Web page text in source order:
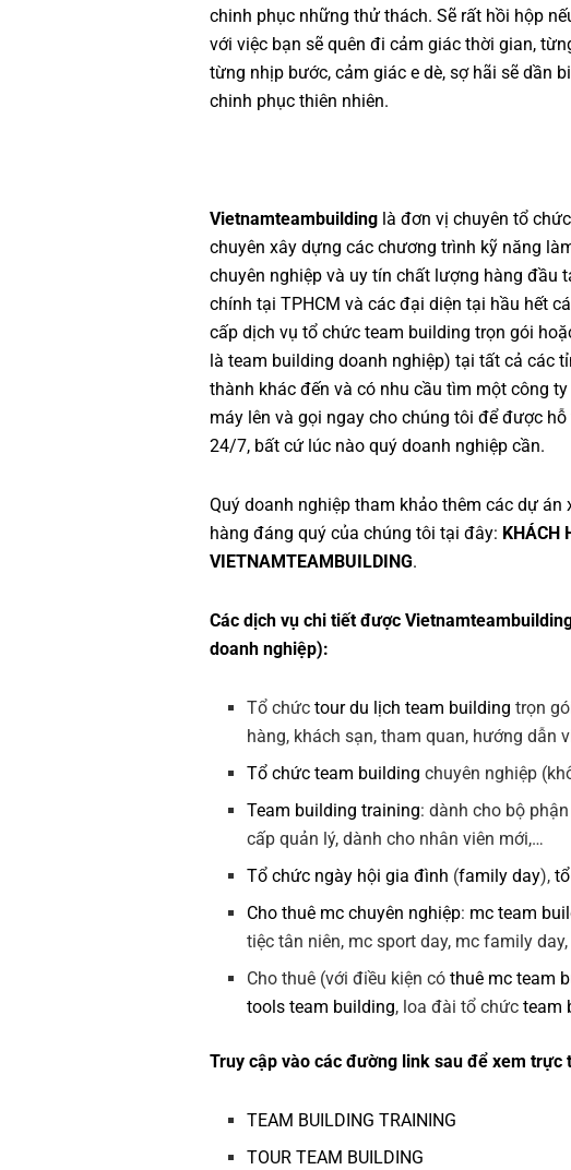
chinh phục những thử thách. Sẽ rất hồi hộp
với việc bạn sẽ quên đi cảm giác thời gian,
từng nhịp bước, cảm giác e dè, sợ hãi sẽ dần
chinh phục thiên nhiên.
Vietnamteambuilding là đơn vị chuyên tổ
chuyên xây dựng các chương trình kỹ năng
chuyên nghiệp và uy tín chất lượng hàng đầu
chính tại TPHCM và các đại diện tại hầu hết
cấp dịch vụ tổ chức team building trọn gói
là team building doanh nghiệp) tại tất cả các
thành khác đến và có nhu cầu tìm một công
máy lên và gọi ngay cho chúng tôi để được
24/7, bất cứ lúc nào quý doanh nghiệp cần.
Quý doanh nghiệp tham khảo thêm các dự án
hàng đáng quý của chúng tôi tại đây: KHÁCH
VIETNAMTEAMBUILDING.
Các dịch vụ chi tiết được
doanh nghiệp):
Tổ chứctour du lịch team building trọn
hàng, khách sạn, tham quan, hướng dẫn
Tổ chức team building chuyên nghiệp
Team building training: dành cho bộ
cấp quản lý, dành cho nhân viên mới,…
Tổ chức ngày hội gia đình (family day),
Cho thuê mc chuyên nghiệp: mc team
tiệc tân niên, mc sport day, mc family
Cho thuê (với điều kiện cóthuê mc team
tools team building, loa đài tổ chứcteam
Truy cập vào các đường link sau để xem trực
TEAM BUILDING TRAINING
TOUR TEAM BUILDING